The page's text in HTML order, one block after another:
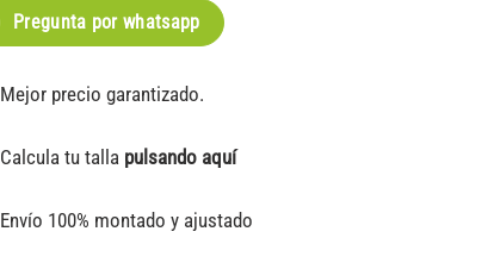
Pregunta por whatsapp
Mejor precio garantizado.
Calcula tu talla pulsando aquí
Envío 100% montado y ajustado